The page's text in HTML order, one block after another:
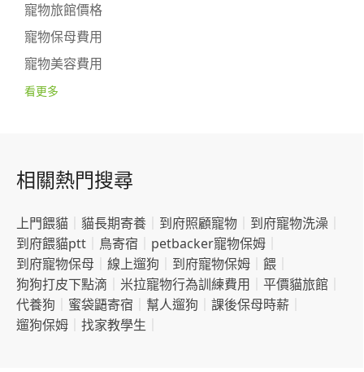
寵物旅館價格
寵物保母費用
寵物美容費用
看更多
相關熱門搜尋
上門餵貓 貓長期寄養 到府照顧寵物 到府寵物洗澡
到府餵貓ptt
鳥寄宿 petbacker寵物保姆
到府寵物保母
線上遛狗 到府寵物保姆 餵
狗狗打皮下點滴
米拉寵物行為訓練費用 平價貓旅館
代養狗
蜜袋鼯寄宿 幫人遛狗 課後保母時薪
遛狗保姆
找家教學生